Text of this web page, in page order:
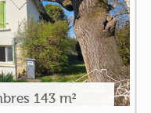
143 m²